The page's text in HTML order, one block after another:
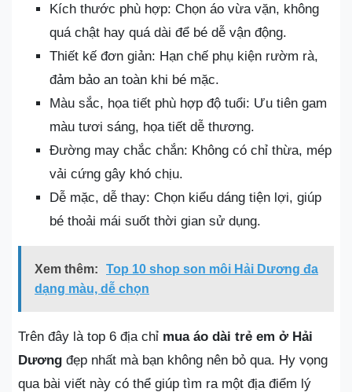
Kích thước phù hợp: Chọn áo vừa vặn, không
quá chật hay quá dài để bé dễ vận động.
Thiết kế đơn giản: Hạn chế phụ kiện rườm rà,
đảm bảo an toàn khi bé mặc.
Màu sắc, họa tiết phù hợp độ tuổi: Ưu tiên gam
màu tươi sáng, họa tiết dễ thương.
Đường may chắc chắn: Không có chỉ thừa, mép
vải cứng gây khó chịu.
Dễ mặc, dễ thay: Chọn kiểu dáng tiện lợi, giúp
bé thoải mái suốt thời gian sử dụng.
Xem thêm:
Top 10 shop son môi Hải Dương đa
dạng màu, dễ chọn
Trên đây là top 6 địa chỉ mua áo dài trẻ em ở Hải
Dương đẹp nhất mà bạn không nên bỏ qua. Hy vọng
qua bài viết này có thể giúp tìm ra một địa điểm lý